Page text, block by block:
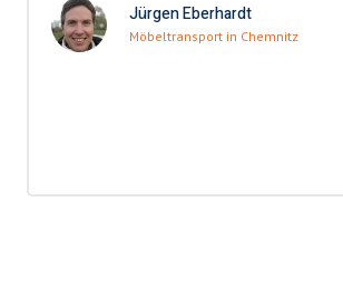
Jürgen Eberhardt
Möbeltransport in Chemnitz